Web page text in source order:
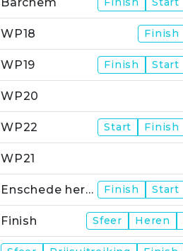
WP18 Finish
WP19 Finish Start
WP20
WP22 Start Finish
WP21
Enschede herstart Finish Start
Finish Sfeer Heren